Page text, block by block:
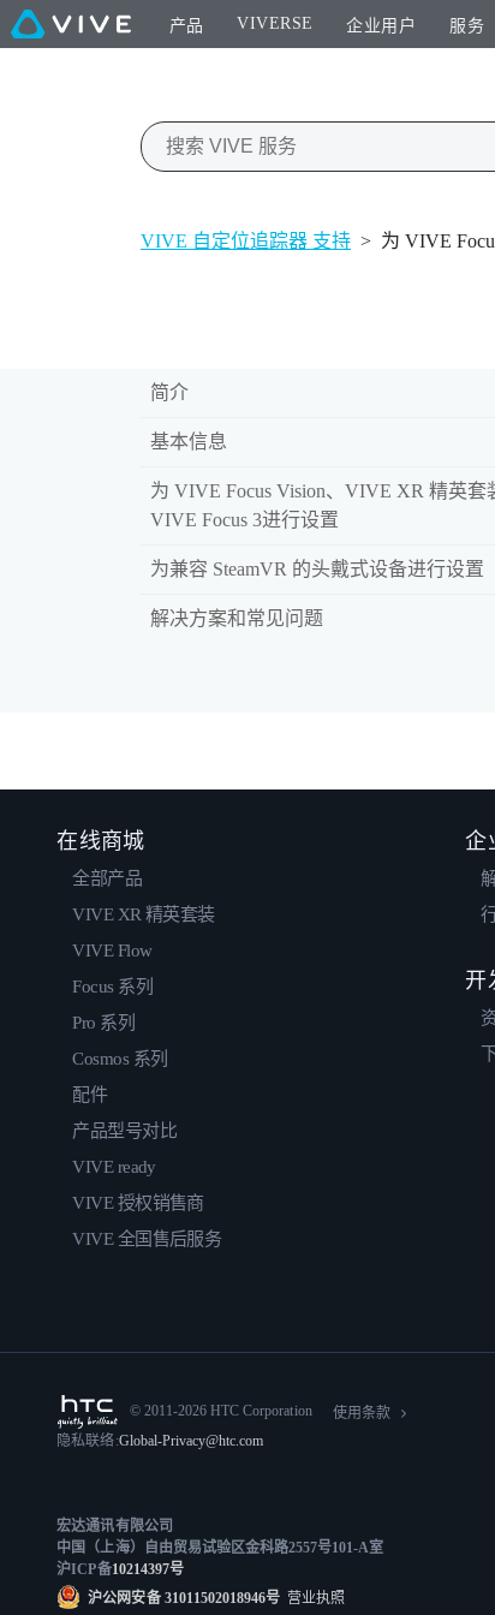
产品 VIVERSE 企业用户 服务
VIVE 自定位追踪器 支持 > 为 VIVE
简介
基本信息
为 VIVE Focus Vision、VIVE XR 精英套
VIVE Focus 3进行设置
为兼容 SteamVR 的头戴式设备进行设置
解决方案和常见问题
在线商城
全部产品
VIVE XR 精英套装
VIVE Flow
Focus 系列
Pro 系列
Cosmos 系列
配件
产品型号对比
VIVE ready
VIVE 授权销售商
VIVE 全国售后服务
企
开
© 2011-2026 HTC Corporation
使用条款
隐私联络:Global-Privacy@htc.com
宏达通讯有限公司
中国（上海）自由贸易试验区金科路2557号101-A室
沪ICP备10214397号
沪公网安备 31011502018946号 营业执照